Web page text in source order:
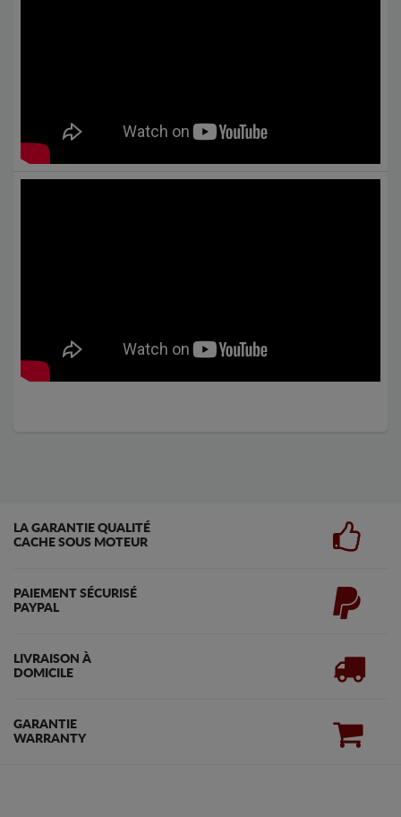
LA GARANTIE QUALITÉ
CACHE SOUS MOTEUR
PAIEMENT SÉCURISÉ
PAYPAL
LIVRAISON À
DOMICILE
GARANTIE
WARRANTY